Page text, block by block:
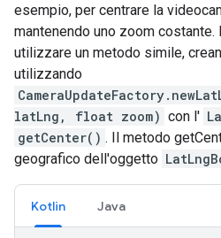
esempio, per centrare la
mantenendo uno zoom
utilizzare un metodo simile,
utilizzando
latLng, float zoom) con l'
getCenter() . Il metodo
geografico dell'oggetto
Kotlin Java